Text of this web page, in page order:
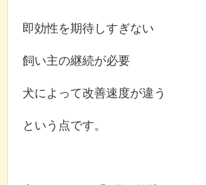
即効性を期待しすぎない
飼い主の継続が必要
犬によって改善速度が違う
という点です。